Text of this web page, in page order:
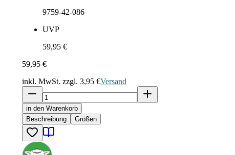
9759-42-086
UVP
59,95 €
59,95 €
inkl. MwSt. zzgl. 3,95 €Versand
in den Warenkorb
Beschreibung
Größen